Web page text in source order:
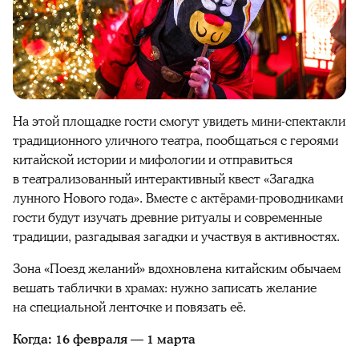
На этой площадке гости смогут увидеть мини-спектакли
традиционного уличного театра, пообщаться с героями
китайской истории и мифологии и отправиться
в театрализованный интерактивный квест «Загадка
лунного Нового года». Вместе с актёрами-проводниками
гости будут изучать древние ритуалы и современные
традиции, разгадывая загадки и участвуя в активностях.
Зона «Поезд желаний» вдохновлена китайским обычаем
вешать таблички в храмах: нужно записать желание
на специальной ленточке и повязать её.
Когда: 16 февраля — 1 марта